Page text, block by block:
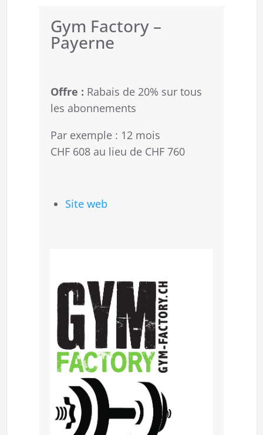
Gym Factory –
Payerne
Offre : Rabais de 20% sur tous
les abonnements
Par exemple : 12 mois
CHF 608 au lieu de CHF 760
Site web